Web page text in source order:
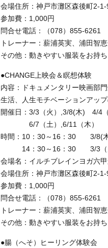
会場住所：神戸市灘区森後町2-
参加費：1,000円
問合せ電話：（078）855-6261
トレーナー：薪浦英実、浦田智
その他：動きやすい服装をお持
●CHANGE上映会＆瞑想体験
内容：ドキュメンタリー映画部
生活、人生モチベーションアッ
開催日：3/3（火）,3/8(木) 4/4
6/7（土）,6/11（木）
時間：10：30～16：30 3/8(木
14：30～16：30 3/3（火）
会場名：イルチブレインヨガ六
会場住所：神戸市灘区森後町2-
参加費：1,000円
問合せ電話：（078）855-6261
トレーナー：薪浦英実、浦田智
その他：動きやすい服装をお持
●腸（へそ）ヒーリング体験会